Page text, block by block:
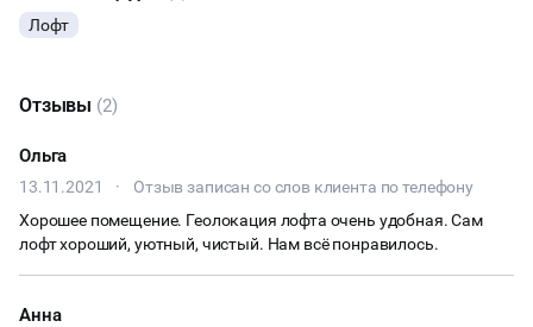
Лофт
Отзывы (2)
Ольга
13.11.2021 ·
Отзыв записан со слов клиента по телефону
Хорошее помещение. Геолокация лофта очень удобная. Сам
лофт хороший, уютный, чистый. Нам всё понравилось.
Анна